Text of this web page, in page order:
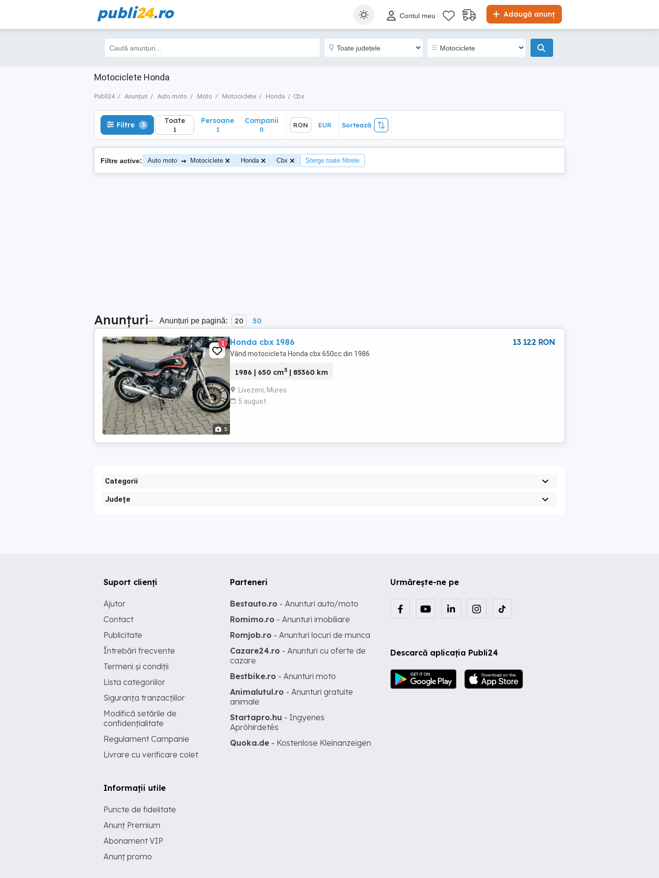
publi24.ro Adaugă anunț
Contul meu
Motociclete Honda
Publi24 Anunțuri Auto moto Moto Motociclete Honda Cbx
Filtre 3 Toate
1
Sortează
Filtre 3 Toate
1
Persoane
1
Companii
0
RON EUR Sortează
Filtre active: Auto moto → Motociclete Honda Cbx Șterge toate filtrele
Anunțuri– Anunțuri pe pagină: 20 50
5
1 Honda cbx 1986
Vând motocicleta Honda cbx 650cc.din 1986
1986 | 650 cm3 | 85360 km
Livezeni, Mures
5 august
13 122 RON
Categorii
Județe
Urmărește-ne pe
Descarcă aplicația Publi24
Suport clienți
Ajutor
Contact
Publicitate
Întrebări frecvente
Termeni și condiții
Lista categoriilor
Siguranța tranzacțiilor
Modifică setările de
confidențialitate
Regulament Campanie
Livrare cu verificare colet
Informații utile
Puncte de fidelitate
Anunț Premium
Abonament VIP
Anunț promo
Parteneri
Bestauto.ro - Anunturi auto/moto
Romimo.ro - Anunturi imobiliare
Romjob.ro - Anunturi locuri de munca
Cazare24.ro - Anunturi cu oferte de
cazare
Bestbike.ro - Anunturi moto
Animalutul.ro - Anunturi gratuite
animale
Startapro.hu - Ingyenes
Apróhirdetés
Quoka.de - Kostenlose Kleinanzeigen